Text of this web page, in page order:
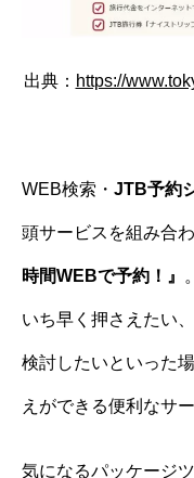
出典： https://
WEB検索・ JTB予約
頭サービスを組み合
時間WEBで予約！』
いち早く押さえたい
検討したいといった
えができる便利なサ
気になるパッケージ